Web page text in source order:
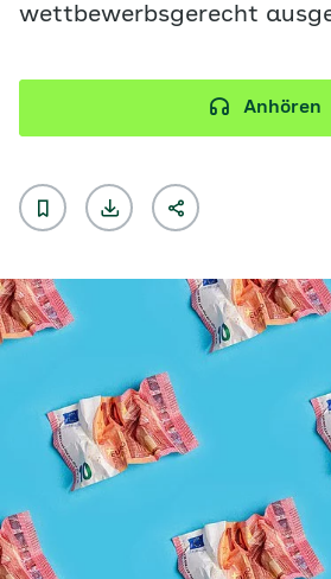
wettbewerbsgerecht
Anhören